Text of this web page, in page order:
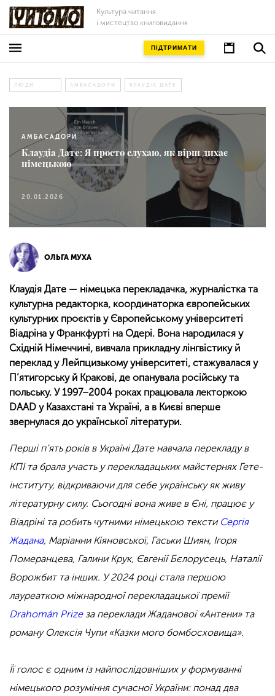
Культура читання
і мистецтво книговидання
ПІДТРИМАТИ
ЛЮДИ АМБАСАДОРИ КЛАУДІА ДАТЕ
АМБАСАДОРИ
Клаудіа Дате: Я просто слухаю, як вірш дихає
німецькою
20.01.2026
ОЛЬГА МУХА
Клаудія Дате — німецька перекладачка, журналістка та
культурна редакторка, координаторка європейських
культурних проєктів у Європейському університеті
Віадріна у Франкфурті на Одері. Вона народилася у
Східній Німеччині, вивчала прикладну лінгвістику й
переклад у Лейпцизькому університеті, стажувалася у
П’ятигорську й Кракові, де опанувала російську та
польську. У 1997–2004 роках працювала лекторкою
DAAD у Казахстані та Україні, а в Києві вперше
звернулася до української літератури.
Перші п’ять років в Україні Дате навчала перекладу в
КПІ та брала участь у перекладацьких майстернях Гете-
інституту, відкриваючи для себе українську як живу
літературну силу. Сьогодні вона живе в Єні, працює у
Віадріні та робить чутними німецькою тексти Сергія
Жадана, Маріанни Кіяновської, Гаськи Шиян, Ігоря
Померанцева, Галини Крук, Євгенії Бєлорусець, Наталії
Ворожбит та інших. У 2024 році стала першою
лауреаткою міжнародної перекладацької премії
Drahomán Prizeза переклади Жаданової «Антени» та
роману Олексія Чупи «Казки мого бомбосховища».
Її голос є одним із найпослідовніших у формуванні
німецького розуміння сучасної України: понад два